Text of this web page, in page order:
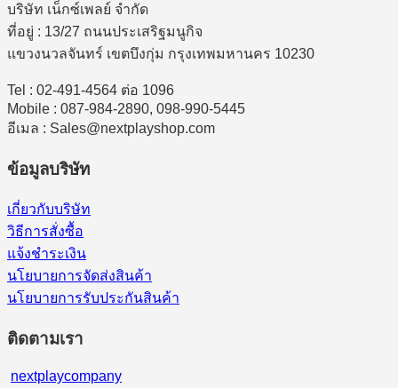
บริษัท เน็กซ์เพลย์ จำกัด
ที่อยู่ : 13/27 ถนนประเสริฐมนูกิจ
แขวงนวลจันทร์ เขตบึงกุ่ม กรุงเทพมหานคร 10230
Tel : 02-491-4564 ต่อ 1096
Mobile : 087-984-2890, 098-990-5445
อีเมล : Sales@nextplayshop.com
ข้อมูลบริษัท
เกี่ยวกับบริษัท
วิธีการสั่งซื้อ
แจ้งชำระเงิน
นโยบายการจัดส่งสินค้า
นโยบายการรับประกันสินค้า
ติดตามเรา
nextplaycompany